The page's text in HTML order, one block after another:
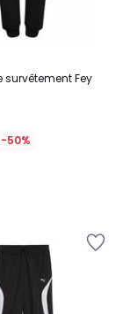
survêtement Fey
-50%